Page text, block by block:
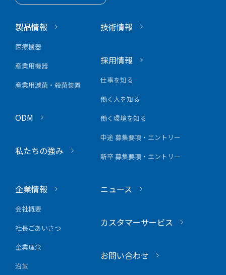
製品情報
医療機器
産業用機器
産業用滅菌・殺菌装置
ODM
私たちの強み
技術情報
採用情報
仕事を知る
働く人を知る
働く環境を知る
中途 募集要項・エントリー
新卒 募集要項・エントリー
企業情報
会社概要
社長ごあいさつ
企業理念
沿革
ニュース
カスタマーサービス
お問い合わせ